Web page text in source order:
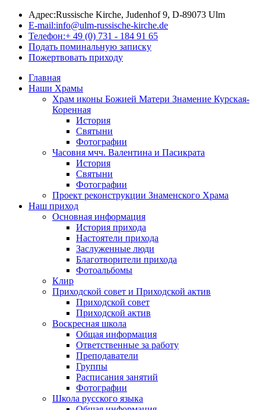
Адрес:Russische Kirche, Judenhof 9, D-89073 Ulm
E-mail:info@ulm-russische-kirche.de
Телефон:+ 49 (0) 731 - 184 91 65
Подать поминальную записку
Пожертвовать приходу
Главная
Наши Храмы
Храм иконы Божией Матери Знамение Курская-
Коренная
История
Святыни
Фотографии
Часовня мчч. Валентина и Пасикрата
История
Святыни
Фотографии
Проект реконструкции Знаменского Храма
Наш приход
Основная информация
История прихода
Настоятели прихода
Заслуженные люди
Благотворители прихода
Фотоальбомы
Клир
Приходской совет и Приходской актив
Приходской совет
Приходской актив
Воскресная школа
Общая информация
Ответственные за работу
Преподаватели
Группы
Расписания занятий
Фотографии
Школа русского языка